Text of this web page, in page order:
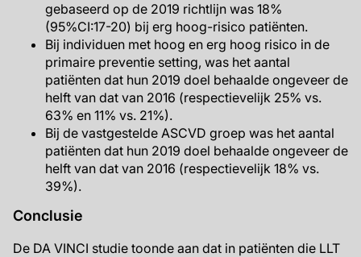
gebaseerd op de 2019 richtlijn was 18%
(95%CI:17-20) bij erg hoog-risico patiënten.
Bij individuen met hoog en erg hoog risico in de
primaire preventie setting, was het aantal
patiënten dat hun 2019 doel behaalde ongeveer de
helft van dat van 2016 (respectievelijk 25% vs.
63% en 11% vs. 21%).
Bij de vastgestelde ASCVD groep was het aantal
patiënten dat hun 2019 doel behaalde ongeveer de
helft van dat van 2016 (respectievelijk 18% vs.
39%).
Conclusie
De DA VINCI studie toonde aan dat in patiënten die LLT